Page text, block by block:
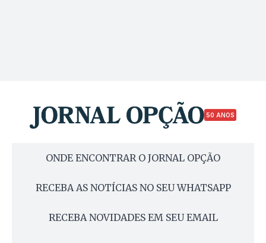
50 ANOS
ONDE ENCONTRAR O JORNAL OPÇÃO
RECEBA AS NOTÍCIAS NO SEU WHATSAPP
RECEBA NOVIDADES EM SEU EMAIL